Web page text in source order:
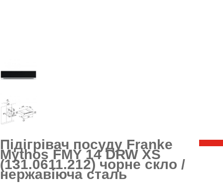
Підігрівач посуду Franke
Mythos FMY 14 DRW XS
(131.0611.212) чорне скло /
нержавіюча сталь